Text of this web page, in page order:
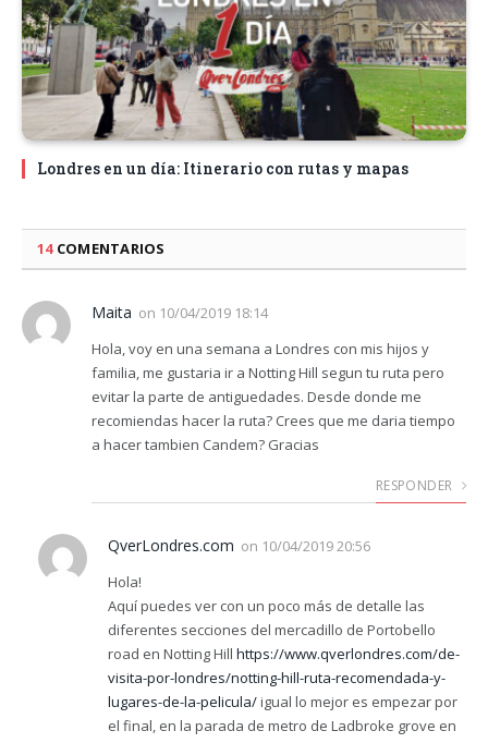
Londres en un día: Itinerario con rutas y mapas
14COMENTARIOS
Maita on 10/04/2019 18:14
Hola, voy en una semana a Londres con mis hijos y
familia, me gustaria ir a Notting Hill segun tu ruta pero
evitar la parte de antiguedades. Desde donde me
recomiendas hacer la ruta? Crees que me daria tiempo
a hacer tambien Candem? Gracias
RESPONDER
QverLondres.com on 10/04/2019 20:56
Hola!
Aquí puedes ver con un poco más de detalle las
diferentes secciones del mercadillo de Portobello
road en Notting Hill https://www.qverlondres.com/de-
visita-por-londres/notting-hill-ruta-recomendada-y-
lugares-de-la-pelicula/igual lo mejor es empezar por
el final, en la parada de metro de Ladbroke grove en